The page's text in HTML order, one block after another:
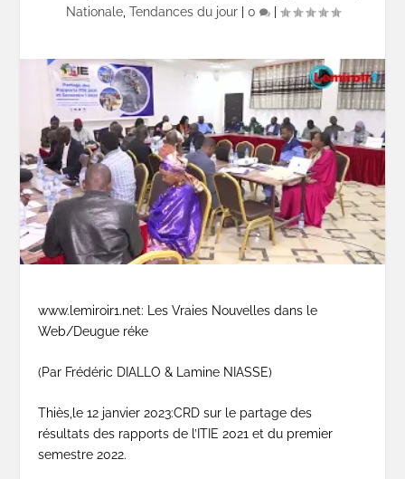
Nationale, Tendances du jour| 0 |
www.lemiroir1.net: Les Vraies Nouvelles dans le
Web/Deugue réke
(Par Frédéric DIALLO & Lamine NIASSE)
Thiès,le 12 janvier 2023:CRD sur le partage des
résultats des rapports de l’ITIE 2021 et du premier
semestre 2022.